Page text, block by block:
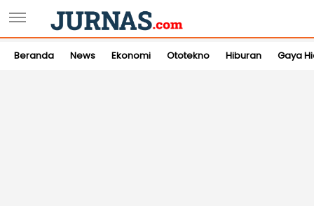
Beranda News Ekonomi Ototekno Hiburan Gaya